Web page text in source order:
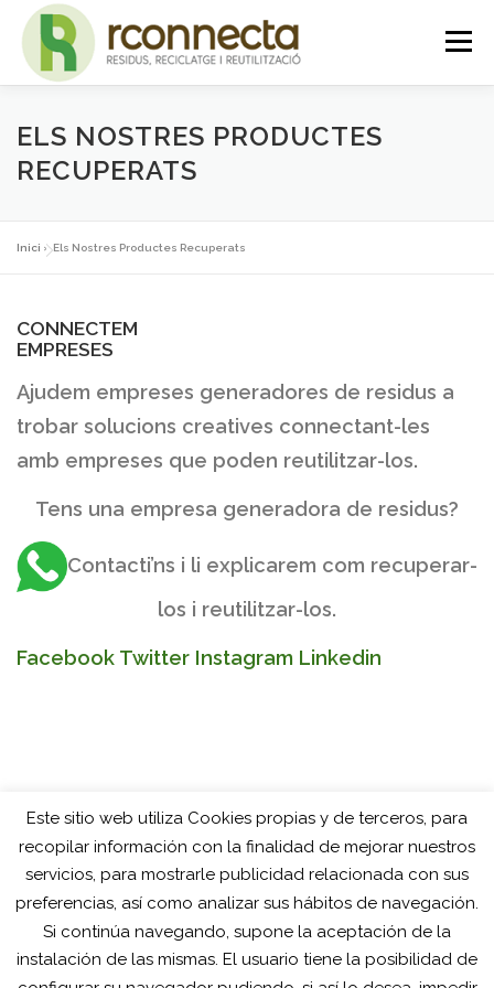
Vés
contingut
Menú
INICI QUI SOM SERVEIS NOTICIES
ELS NOSTRES PRODUCTES
RECUPERATS
Inici »Els Nostres Productes Recuperats
CONNECTEM
EMPRESES
Ajudem empreses generadores de residus a
trobar solucions creatives connectant-les
amb empreses que poden reutilitzar-los.
Tens una empresa generadora de residus?
Contacti’ns i li explicarem com recuperar-
los i reutilitzar-los.
Facebook Twitter Instagram Linkedin
Este sitio web utiliza Cookies propias y de terceros, para
recopilar información con la finalidad de mejorar nuestros
servicios, para mostrarle publicidad relacionada con sus
preferencias, así como analizar sus hábitos de navegación.
Si continúa navegando, supone la aceptación de la
instalación de las mismas. El usuario tiene la posibilidad de